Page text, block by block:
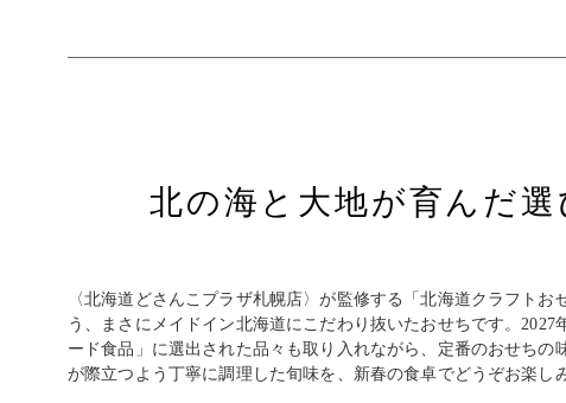
北の海と大地が育んだ
〈北海道どさんこプラザ札幌店〉が監修する「北海道クラフト
う、まさにメイドイン北海道にこだわり抜いたおせちです。
ード食品」に選出された品々も取り入れながら、定番のおせち
が際立つよう丁寧に調理した旬味を、新春の食卓でどうぞお楽し